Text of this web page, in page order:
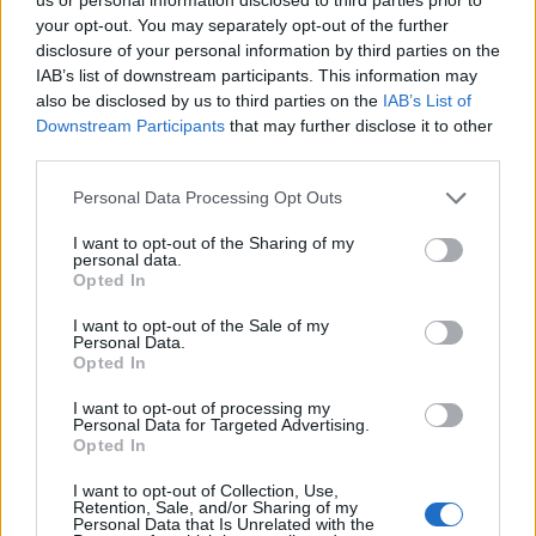
your opt-out. You may separately opt-out of the further
disclosure of your personal information by third parties on the
IAB’s list of downstream participants. This information may
also be disclosed by us to third parties on the IAB’s List of
Downstream Participants that may further disclose it to other
Personal Data Processing Opt Outs
I want to opt-out of the Sharing of my
personal data.
Opted In
I want to opt-out of the Sale of my
Personal Data.
Opted In
I want to opt-out of processing my
Personal Data for Targeted Advertising.
Opted In
I want to opt-out of Collection, Use,
Retention, Sale, and/or Sharing of my
Personal Data that Is Unrelated with the
Július
Július 1., Szerda: Annamáriaés
Tihamér
Július 2., Csütörtök:Ottó
Július 3., Péntek:KornélésSoma
Július 4., Szombat:Ulrik
Július 5., Vasárnap:EmeseésSarolta
Július 6., Hétfő:
Július 7., Kedd:Apollónia
Július 9., Csütörtök:Lukrécia
Július 10., Péntek:
Július 11., Szombat:Liliés
Július 12., Vasárnap:DalmaésIzabella
Július 14., Kedd:OrsésStella